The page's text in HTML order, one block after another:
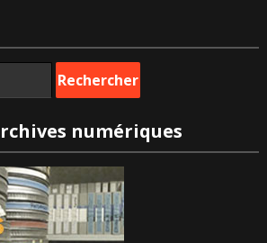
numériques